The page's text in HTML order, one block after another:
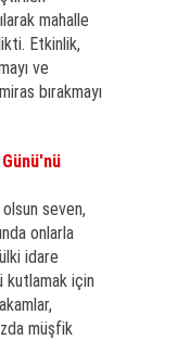
mahalle
Etkinlik,
ve
bırakmayı
seven,
onlarla
idare
kutlamak için
müşfik